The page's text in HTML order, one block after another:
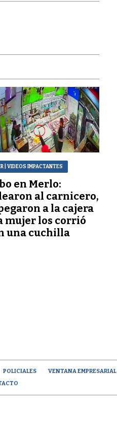
| VIDEOS IMPACTANTES
en Merlo:
al carnicero,
a la cajera
mujer los corrió
una cuchilla
POLICIALES VENTANA EMPRESARIAL